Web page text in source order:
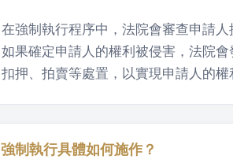
在強制執行程序中，法院會審查申請
如果確定申請人的權利被侵害，法院
扣押、拍賣等處置，以實現申請人的權
強制執行具體如何施作？